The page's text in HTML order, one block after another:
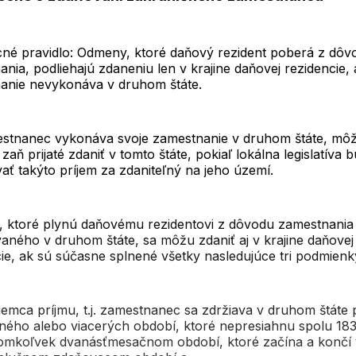
pravidlo: Odmeny, ktoré daňový rezident poberá z
podliehajú zdaneniu len v krajine daňovej rezidencie,
nevykonáva v druhom štáte.
vykonáva svoje zamestnanie v druhom štáte,
prijaté zdaniť v tomto štáte, pokiaľ lokálna legislatíva
takýto príjem za zdaniteľný na jeho území.
ktoré plynú daňovému rezidentovi z dôvodu zamestnania
v druhom štáte, sa môžu zdaniť aj v krajine daňovej
ak sú súčasne splnené všetky nasledujúce tri
príjmu, t.j. zamestnanec sa zdržiava v druhom štáte
alebo viacerých období, ktoré nepresiahnu spolu
dvanásťmesačnom období, ktoré začína a končí